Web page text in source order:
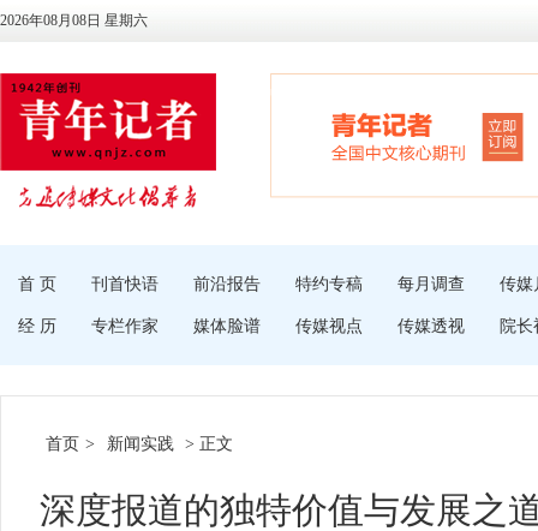
2026年08月08日 星期六
首 页 刊首快语 前沿报告 特约专稿 每月调查 传媒
经 历 专栏作家 媒体脸谱 传媒视点 传媒透视 院长
首页 > 新闻实践 > 正文
深度报道的独特价值与发展之